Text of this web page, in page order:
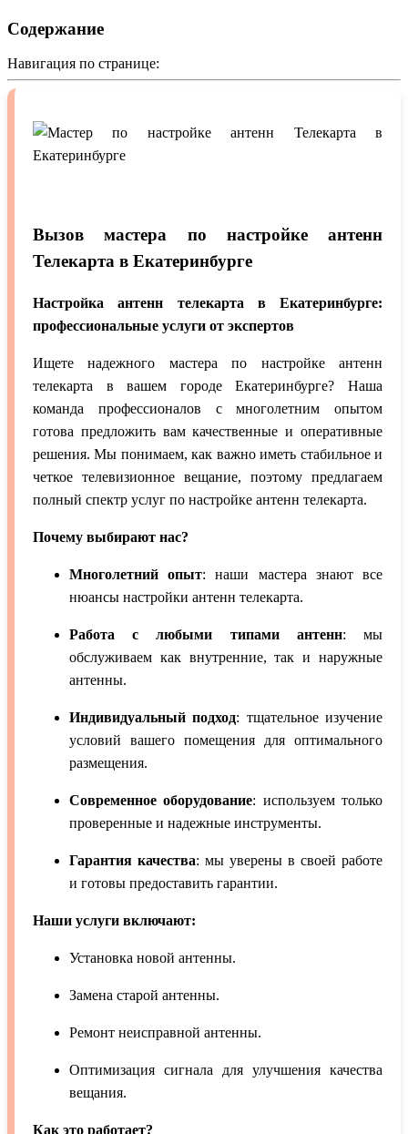
Содержание
Навигация по странице:
Вызов мастера по настройке антенн
Телекарта в Екатеринбурге
Настройка антенн телекарта в Екатеринбурге:
профессиональные услуги от экспертов
Ищете надежного мастера по настройке антенн
телекарта в вашем городе Екатеринбурге? Наша
команда профессионалов с многолетним опытом
готова предложить вам качественные и оперативные
решения. Мы понимаем, как важно иметь стабильное и
четкое телевизионное вещание, поэтому предлагаем
полный спектр услуг по настройке антенн телекарта.
Почему выбирают нас?
Многолетний опыт: наши мастера знают все
нюансы настройки антенн телекарта.
Работа с любыми типами антенн: мы
обслуживаем как внутренние, так и наружные
антенны.
Индивидуальный подход: тщательное изучение
условий вашего помещения для оптимального
размещения.
Современное оборудование: используем только
проверенные и надежные инструменты.
Гарантия качества: мы уверены в своей работе
и готовы предоставить гарантии.
Наши услуги включают:
Установка новой антенны.
Замена старой антенны.
Ремонт неисправной антенны.
Оптимизация сигнала для улучшения качества
вещания.
Как это работает?